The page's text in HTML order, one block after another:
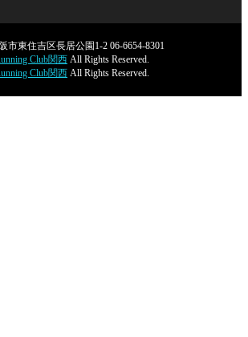
市東住吉区長居公園1-2 06-6654-8301
Club関西 All Rights Reserved.
Club関西 All Rights Reserved.